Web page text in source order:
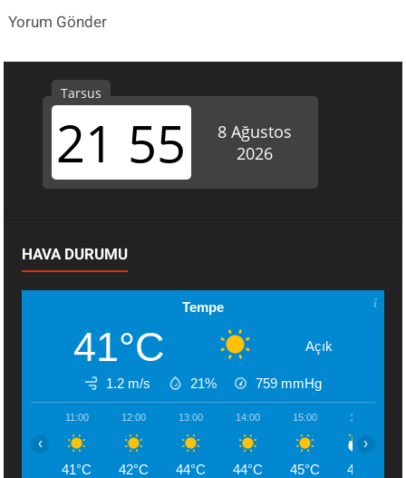
Yorum Gönder
HAVA DURUMU
Tempe
41°C Açık
1.2 m/s 21% 759 mmHg
11:00
41°C
12:00
42°C
13:00
44°C
14:00
44°C
15:00
45°C
16:00
45°C
‹ ›